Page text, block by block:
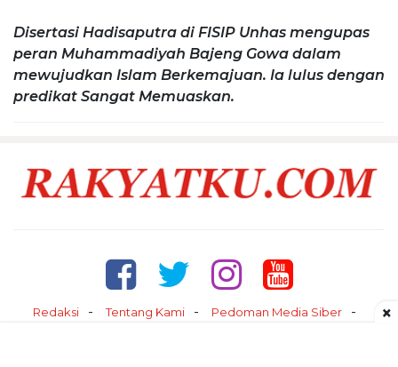
Disertasi Hadisaputra di FISIP Unhas mengupas
peran Muhammadiyah Bajeng Gowa dalam
mewujudkan Islam Berkemajuan. Ia lulus dengan
predikat Sangat Memuaskan.
Redaksi Tentang Kami
Pedoman Media Siber
×